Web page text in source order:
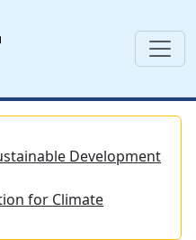
Development
for Climate